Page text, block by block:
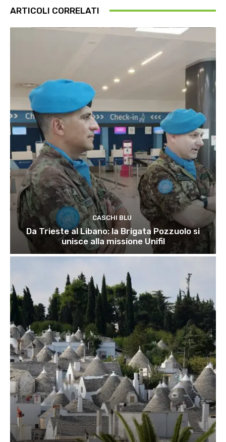
ARTICOLI CORRELATI
CASCHI BLU
Da Trieste al Libano: la Brigata Pozzuolo si
unisce alla missione Unifil